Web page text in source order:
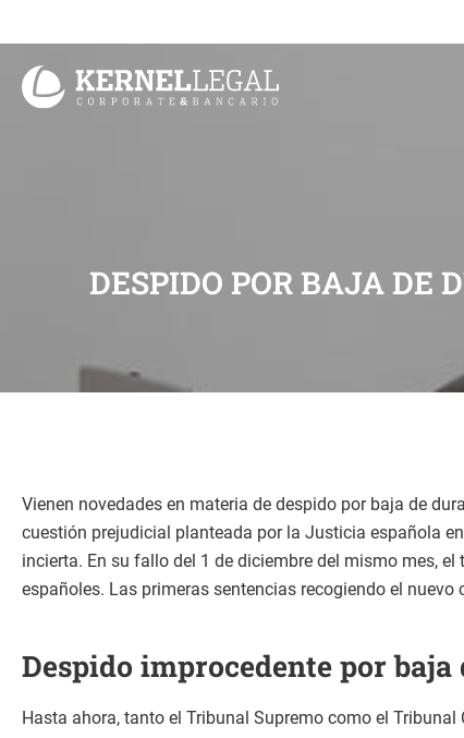
al
contenido
DESPIDO POR BAJA DE
Vienen novedades en materia de despido por baja de
cuestión prejudicial planteada por la Justicia española
incierta. En su fallo del 1 de diciembre del mismo mes,
españoles. Las primeras sentencias recogiendo el nuevo
Despido improcedente por
Hasta ahora, tanto el Tribunal Supremo como el